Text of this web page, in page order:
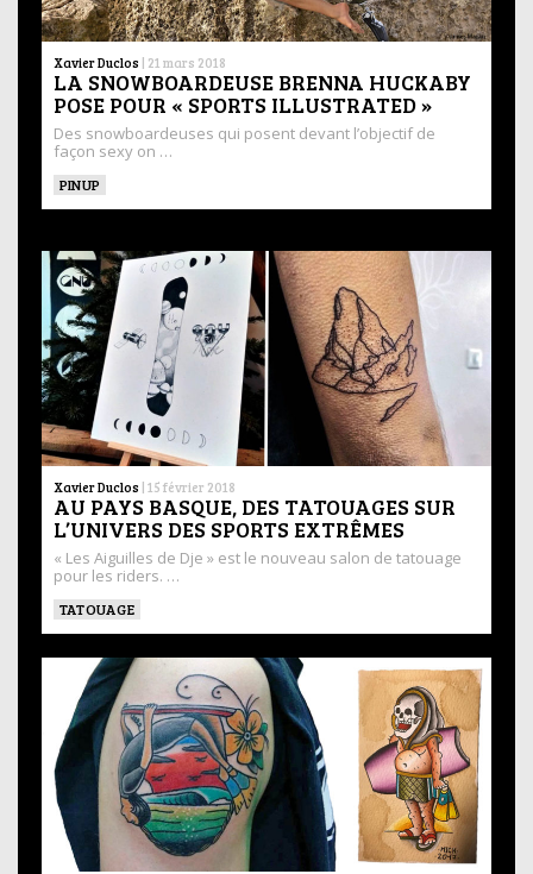
Xavier Duclos | 21 mars 2018
LA SNOWBOARDEUSE BRENNA HUCKABY
POSE POUR « SPORTS ILLUSTRATED »
Des snowboardeuses qui posent devant l’objectif de
façon sexy on …
PINUP
Xavier Duclos | 15 février 2018
AU PAYS BASQUE, DES TATOUAGES SUR
L’UNIVERS DES SPORTS EXTRÊMES
« Les Aiguilles de Dje » est le nouveau salon de tatouage
pour les riders. …
TATOUAGE